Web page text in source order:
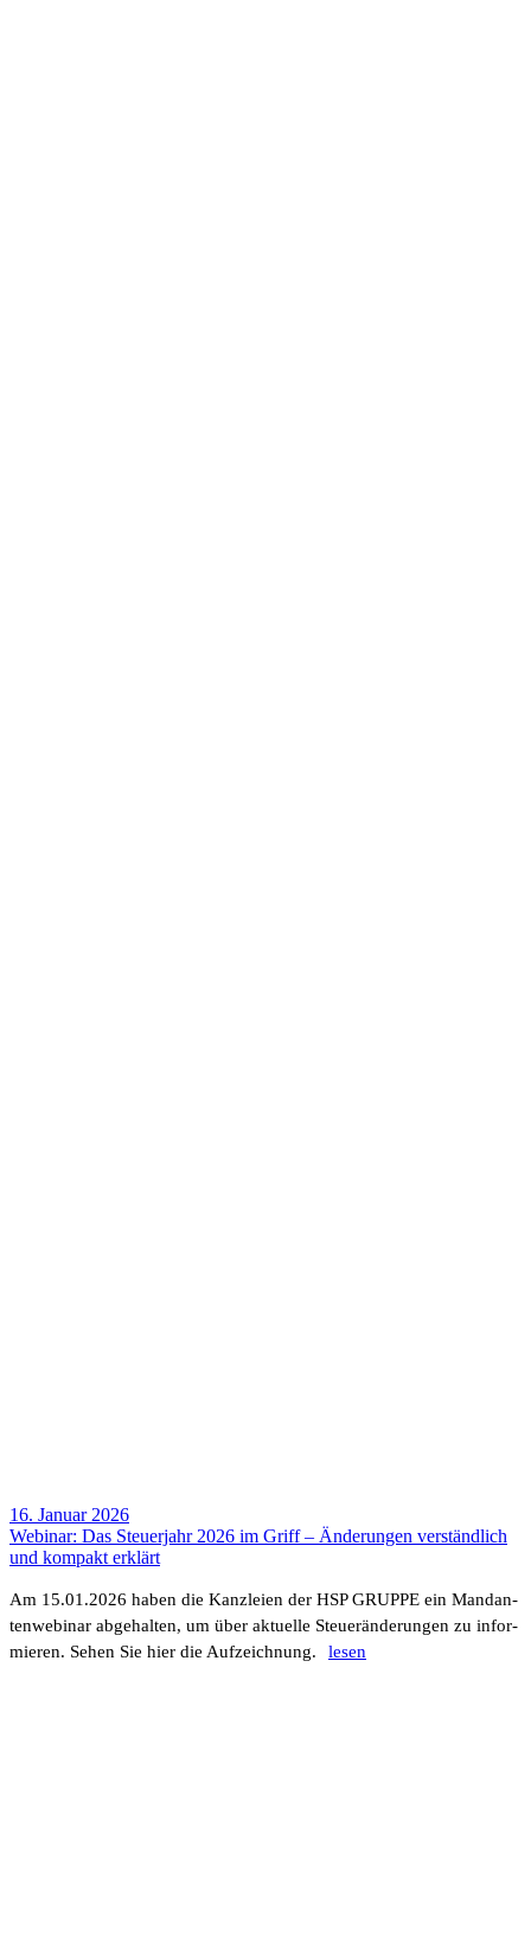
16. Januar 2026
Webinar: Das Steu­er­jahr 2026 im Griff – Ände­rungen verständ­lich
und kompakt erklärt
Am 15.01.2026 haben die Kanz­leien der HSP GRUPPE ein Mandan­
ten­web­inar abge­halten, um über aktu­elle Steu­er­än­de­rungen zu infor­
mieren. Sehen Sie hier die Aufzeich­nung.
lesen